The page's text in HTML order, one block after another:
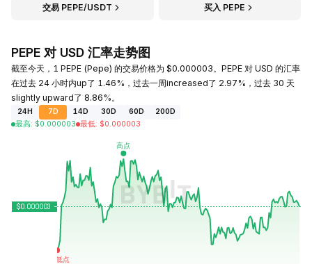
交易 PEPE/USDT 买入 PEPE
PEPE 对 USD 汇率走势图
截至今天，1 PEPE (Pepe) 的交易价格为 $0.000003。PEPE 对 USD 的汇率
在过去 24 小时内up了 1.46%，过去一周increased了 2.97%，过去 30 天
slightly upward了 8.86%。
24H 7D 14D 30D 60D
200D
最高: $0.000003 最低: $0.000003
最近更新时间：2026-08-08 22:33 (GMT+0)